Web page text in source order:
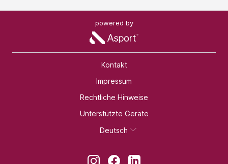
powered by
Kontakt
Impressum
Rechtliche Hinweise
Unterstützte Geräte
Deutsch